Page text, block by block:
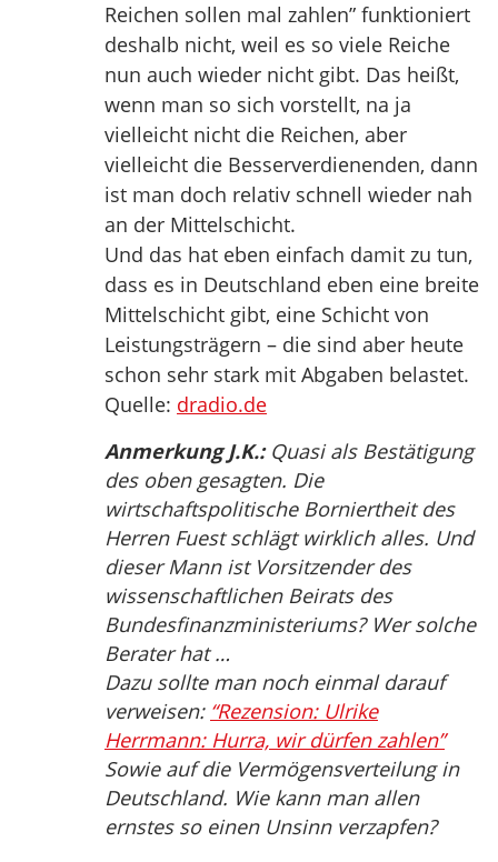
Reichen sollen mal zahlen” funktioniert
deshalb nicht, weil es so viele Reiche
nun auch wieder nicht gibt. Das heißt,
wenn man so sich vorstellt, na ja
vielleicht nicht die Reichen, aber
vielleicht die Besserverdienenden, dann
ist man doch relativ schnell wieder nah
an der Mittelschicht.
Und das hat eben einfach damit zu tun,
dass es in Deutschland eben eine breite
Mittelschicht gibt, eine Schicht von
Leistungsträgern – die sind aber heute
schon sehr stark mit Abgaben belastet.
Quelle: dradio.de
Anmerkung J.K.:Quasi als Bestätigung
des oben gesagten. Die
wirtschaftspolitische Borniertheit des
Herren Fuest schlägt wirklich alles. Und
dieser Mann ist Vorsitzender des
wissenschaftlichen Beirats des
Bundesfinanzministeriums? Wer solche
Berater hat …
Dazu sollte man noch einmal darauf
verweisen: “Rezension: Ulrike
Herrmann: Hurra, wir dürfen zahlen”
Sowie auf die Vermögensverteilung in
Deutschland. Wie kann man allen
ernstes so einen Unsinn verzapfen?